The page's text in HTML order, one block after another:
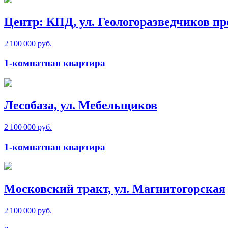
Центр: КПД, ул. Геологоразведчиков
2 100 000 руб.
1-комнатная квартира
Лесобаза, ул. Мебельщиков
2 100 000 руб.
1-комнатная квартира
Московский тракт, ул. Магнитогорская
2 100 000 руб.